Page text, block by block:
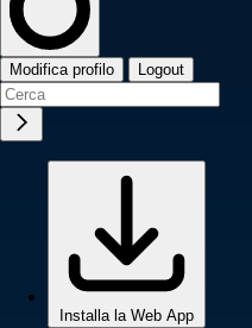
Modifica profilo Logout
Installa la Web App